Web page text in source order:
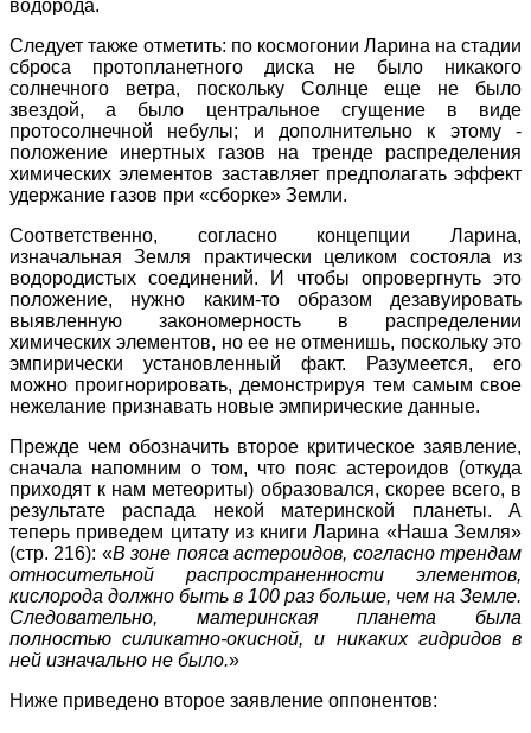
водорода.
Следует также отметить: по космогонии Ларина на стадии
сброса протопланетного диска не было никакого
солнечного ветра, поскольку Солнце еще не было
звездой, а было центральное сгущение в виде
протосолнечной небулы; и дополнительно к этому -
положение инертных газов на тренде распределения
химических элементов заставляет предполагать эффект
удержание газов при «сборке» Земли.
Соответственно, согласно концепции Ларина,
изначальная Земля практически целиком состояла из
водородистых соединений. И чтобы опровергнуть это
положение, нужно каким-то образом дезавуировать
выявленную закономерность в распределении
химических элементов, но ее не отменишь, поскольку это
эмпирически установленный факт. Разумеется, его
можно проигнорировать, демонстрируя тем самым свое
нежелание признавать новые эмпирические данные.
Прежде чем обозначить второе критическое заявление,
сначала напомним о том, что пояс астероидов (откуда
приходят к нам метеориты) образовался, скорее всего, в
результате распада некой материнской планеты. А
теперь приведем цитату из книги Ларина «Наша Земля»
(стр. 216): «В зоне пояса астероидов, согласно трендам
относительной распространенности элементов,
кислорода должно быть в 100 раз больше, чем на Земле.
Следовательно, материнская планета была
полностью силикатно-окисной, и никаких гидридов в
ней изначально не было.»
Ниже приведено второе заявление оппонентов: